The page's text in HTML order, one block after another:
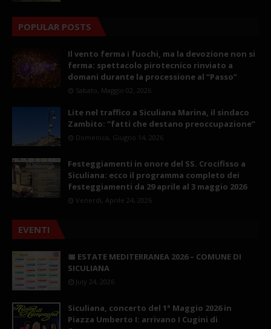
POPULAR POSTS
Il vento ferma i fuochi, ma la devozione non si
ferma: spettacolo pirotecnico rinviato a
domani durante la processione al “Passo”
Sabato, Maggio 02, 2026
Lite nel traffico a Siculiana Marina, il sindaco
Zambito: “fatti che destano preoccupazione”
Domenica, Giugno 14, 2026
Festeggiamenti in onore del SS. Crocifisso a
Siculiana: ecco il programma completo dei
festeggiamenti da 29 aprile al 3 maggio 2026
Venerdì, Aprile 24, 2026
EVENTI
📅 ESTATE MEDITERRANEA 2026 – COMUNE DI
SICULIANA
July 24, 2026
Siculiana, concerto del 1° Maggio 2026 in
Piazza Umberto I: arrivano I Cugini di